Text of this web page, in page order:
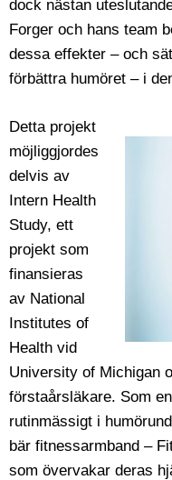
dock nästan
Forger och hans team
dessa effekter – och
förbättra humöret – i
Detta projekt
möjliggjordes
delvis av
Intern Health
Study, ett
projekt som
finansieras
av National
Institutes of
Health vid
University of Michigan
förstaårsläkare. Som
rutinmässigt i
bär fitnessarmband –
som övervakar deras